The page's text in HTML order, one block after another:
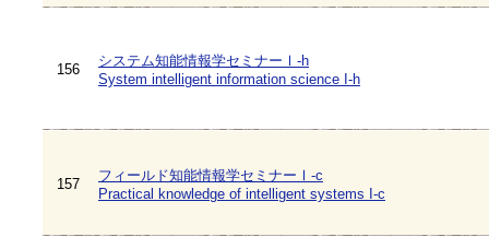
156
システム知能情報学セミナーⅠ-h
System intelligent information science I-h
157
フィールド知能情報学セミナーⅠ-c
Practical knowledge of intelligent systems I-c